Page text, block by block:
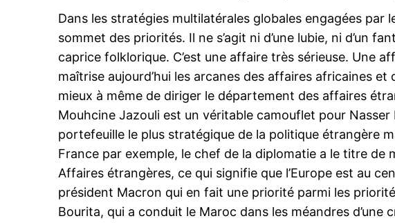
Dans les stratégies multilatérales globales engagées par
sommet des priorités. Il ne s’agit ni d’une lubie, ni d’un
caprice folklorique. C’est une affaire très sérieuse. Une
maîtrise aujourd’hui les arcanes des affaires africaines
mieux à même de diriger le département des affaires
Mouhcine Jazouli est un véritable camouflet pour
portefeuille le plus stratégique de la politique étrangère
France par exemple, le chef de la diplomatie a le titre de
Affaires étrangères, ce qui signifie que l’Europe est au
président Macron qui en fait une priorité parmi les
Bourita, qui a conduit le Maroc dans les méandres d’une